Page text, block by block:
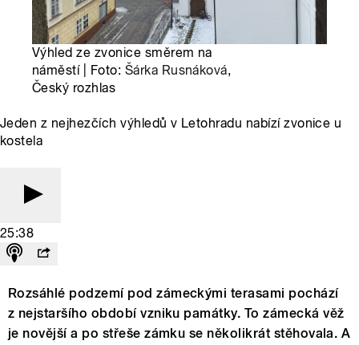
Výhled ze zvonice směrem na
náměstí | Foto: Šárka Rusnáková,
Český rozhlas
Jeden z nejhezčích výhledů v Letohradu nabízí zvonice u
kostela
25:38
Rozsáhlé podzemí pod zámeckými terasami pochází
z nejstaršího období vzniku památky. To zámecká věž
je novější a po střeše zámku se několikrát stěhovala. A